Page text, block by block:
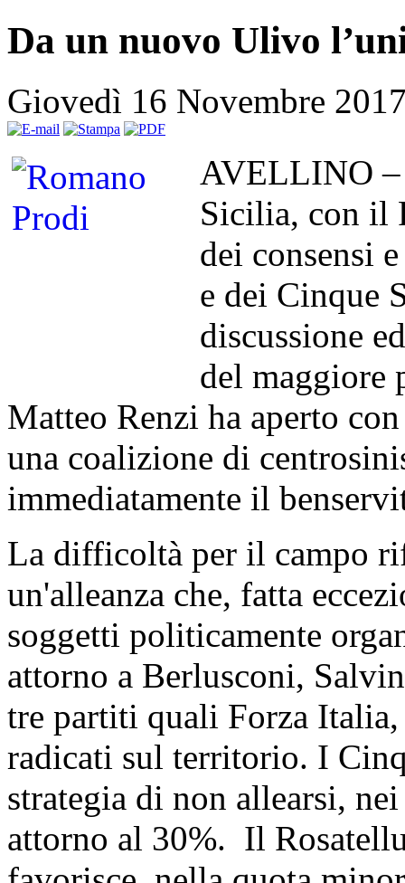
Da un nuovo Ulivo
Giovedì 16 Novembre
AVELLINO –
Sicilia, con il
dei consensi
e dei Cinque
discussione
del maggiore
Matteo Renzi ha aperto
una coalizione di
immediatamente il
La difficoltà per il campo
un'alleanza che, fatta
soggetti politicamente
attorno a Berlusconi,
tre partiti quali Forza
radicati sul territorio. I
strategia di non allearsi,
attorno al 30%. Il